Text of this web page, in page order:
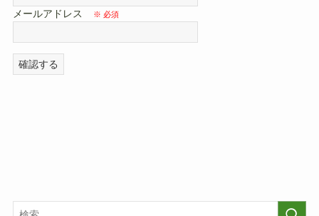
メールアドレス